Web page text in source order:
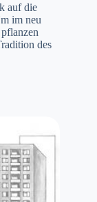
auf die
im neu
des